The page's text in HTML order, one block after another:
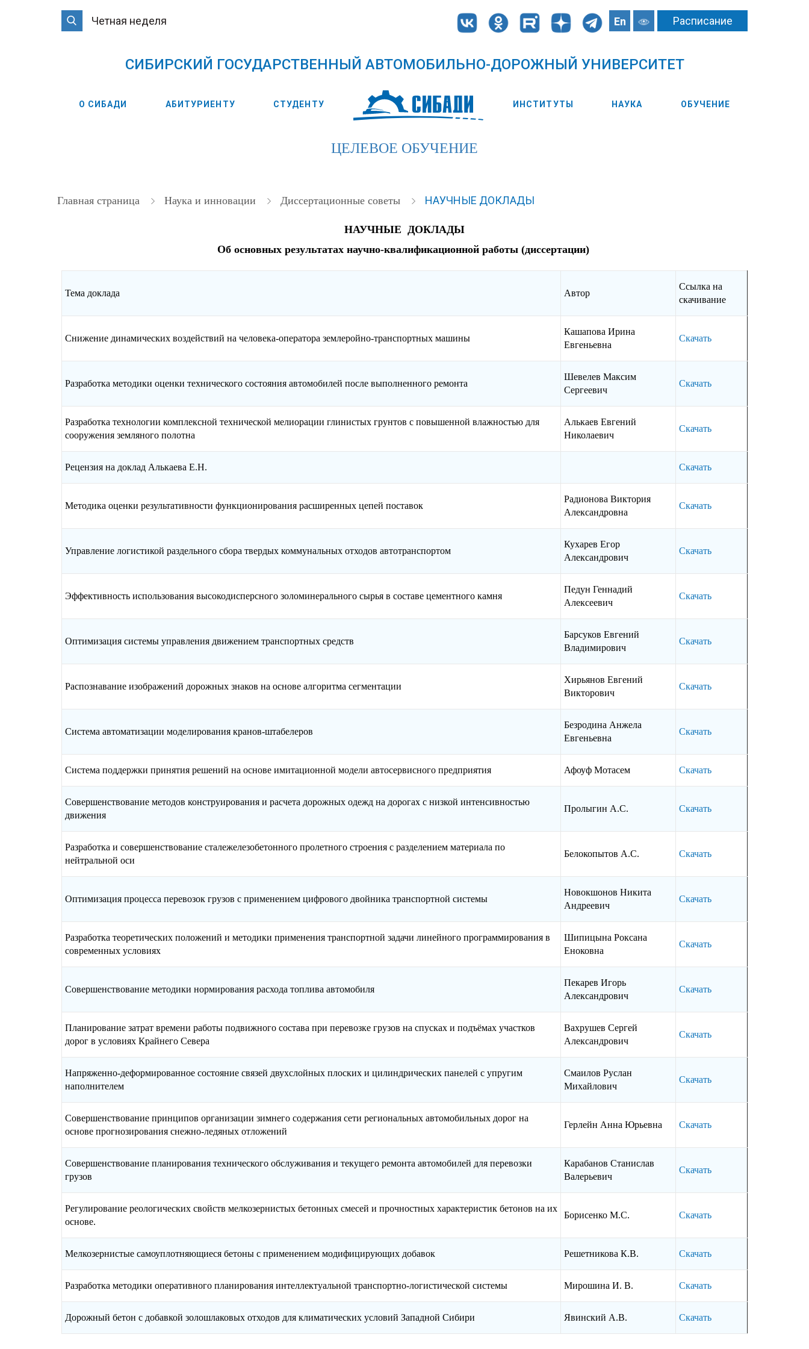
Четная неделя En Расписание
CИБИРСКИЙ ГОСУДАРСТВЕННЫЙ АВТОМОБИЛЬНО-ДОРОЖНЫЙ УНИВЕРСИТЕТ
О СИБАДИ АБИТУРИЕНТУ СТУДЕНТУ ИНСТИТУТЫ НАУКА ОБУЧЕНИЕ
ЦЕЛЕВОЕ ОБУЧЕНИЕ
Главная страница Наука и инновации Диссертационные советы НАУЧНЫЕ ДОКЛАДЫ
НАУЧНЫЕ ДОКЛАДЫ
Об основных результатах научно-квалификационной работы (диссертации)
Тема доклада Автор
Ссылка на
скачивание
Снижение динамических воздействий на человека-оператора землеройно-транспортных машины
Кашапова Ирина
Евгеньевна
Скачать
Разработка методики оценки технического состояния автомобилей после выполненного ремонта
Шевелев Максим
Сергеевич
Скачать
Разработка технологии комплексной технической мелиорации глинистых грунтов с повышенной влажностью для
сооружения земляного полотна
Алькаев Евгений
Николаевич
Скачать
Рецензия на доклад Алькаева Е.Н. Скачать
Методика оценки результативности функционирования расширенных цепей поставок
Радионова Виктория
Александровна
Скачать
Управление логистикой раздельного сбора твердых коммунальных отходов автотранспортом
Кухарев Егор
Александрович
Скачать
Эффективность использования высокодисперсного золоминерального сырья в составе цементного камня
Педун Геннадий
Алексеевич
Скачать
Оптимизация системы управления движением транспортных средств
Барсуков Евгений
Владимирович
Скачать
Распознавание изображений дорожных знаков на основе алгоритма сегментации
Хирьянов Евгений
Викторович
Скачать
Система автоматизации моделирования кранов-штабелеров
Безродина Анжела
Евгеньевна
Скачать
Система поддержки принятия решений на основе имитационной модели автосервисного предприятия Афоуф Мотасем Скачать
Совершенствование методов конструирования и расчета дорожных одежд на дорогах с низкой интенсивностью
движения
Пролыгин А.С. Скачать
Разработка и совершенствование сталежелезобетонного пролетного строения с разделением материала по
нейтральной оси
Белокопытов А.С. Скачать
Оптимизация процесса перевозок грузов с применением цифрового двойника транспортной системы
Новокшонов Никита
Андреевич
Скачать
Разработка теоретических положений и методики применения транспортной задачи линейного программирования в
современных условиях
Шипицына Роксана
Еноковна
Скачать
Совершенствование методики нормирования расхода топлива автомобиля
Пекарев Игорь
Александрович
Скачать
Планирование затрат времени работы подвижного состава при перевозке грузов на спусках и подъёмах участков
дорог в условиях Крайнего Севера
Вахрушев Сергей
Александрович
Скачать
Напряженно-деформированное состояние связей двухслойных плоских и цилиндрических панелей с упругим
наполнителем
Смаилов Руслан
Михайлович
Скачать
Совершенствование принципов организации зимнего содержания сети региональных автомобильных дорог на
основе прогнозирования снежно-ледяных отложений
Герлейн Анна Юрьевна Скачать
Совершенствование планирования технического обслуживания и текущего ремонта автомобилей для перевозки
грузов
Карабанов Станислав
Валерьевич
Скачать
Регулирование реологических свойств мелкозернистых бетонных смесей и прочностных характеристик бетонов на их
основе.
Борисенко М.С. Скачать
Мелкозернистые самоуплотняющиеся бетоны с применением модифицирующих добавок Решетникова К.В. Скачать
Разработка методики оперативного планирования интеллектуальной транспортно-логистической системы Мирошина И. В. Скачать
Дорожный бетон с добавкой золошлаковых отходов для климатических условий Западной Сибири Явинский А.В. Скачать